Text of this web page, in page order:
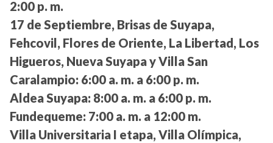
2:00 p. m.
17 de Septiembre, Brisas de Suyapa,
Fehcovil, Flores de Oriente, La Libertad, Los
Higueros, Nueva Suyapa y Villa San
Caralampio: 6:00 a. m. a 6:00 p. m.
Aldea Suyapa: 8:00 a. m. a 6:00 p. m.
Fundequeme: 7:00 a. m. a 12:00 m.
Villa Universitaria I etapa, Villa Olímpica,